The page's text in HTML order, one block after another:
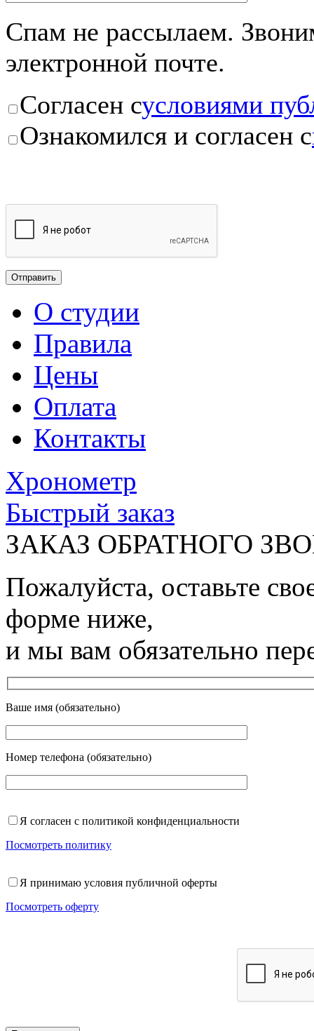
Спам не рассылаем.
электронной почте.
Согласен сусловиями
Ознакомился и согласен с
О студии
Правила
Цены
Оплата
Контакты
Хронометр
Быстрый заказ
ЗАКАЗ ОБРАТНОГО
Пожалуйста, оставьте
форме ниже,
и мы вам обязательно
Ваше имя (обязательно)
Номер телефона (обязательно)
Я согласен с политикой конфиденциальности
Посмотреть политику
Я принимаю условия публичной оферты
Посмотреть оферту